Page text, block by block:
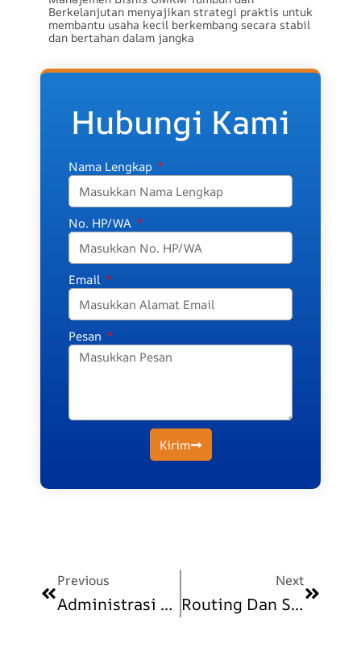
Berkelanjutan menyajikan strategi praktis untuk
membantu usaha kecil berkembang secara stabil
dan bertahan dalam jangka
Hubungi Kami
Nama Lengkap
No. HP/WA
Email
Pesan
Kirim
Prev
Previous
Administrasi Jaringan Komputer Modern
Next
Routing Dan Switching: Teori Dan Praktik
Next